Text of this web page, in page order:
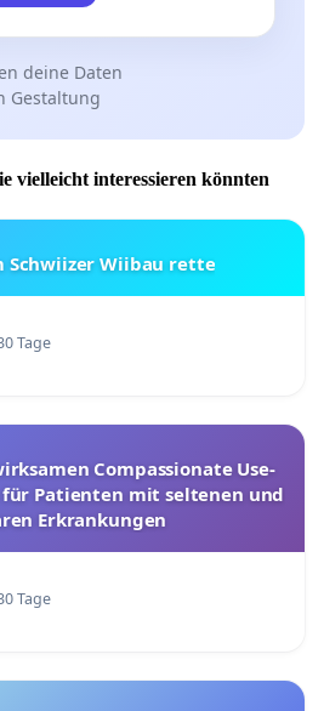
deine Daten
Gestaltung
vielleicht interessieren könnten
Schwiizer Wiibau rette
Tage
Compassionate Use-
Patienten mit seltenen und
Erkrankungen
Tage